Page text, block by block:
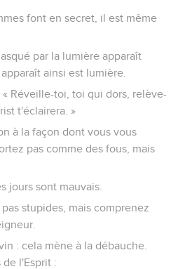
font en secret, il est même
par la lumière apparaît
ainsi est lumière.
Réveille-toi, toi qui dors, relève-
t'éclairera. »
à la façon dont vous vous
pas comme des fous, mais
jours sont mauvais.
stupides, mais comprenez
: cela mène à la débauche.
l'Esprit :